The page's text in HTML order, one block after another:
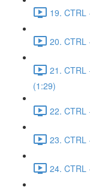
19. CTRL
20. CTRL
21. CTRL
(1:29)
22. CTRL
23. CTRL
24. CTRL